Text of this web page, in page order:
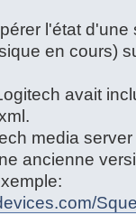
l'état
en cours)
avait
media
ancienne